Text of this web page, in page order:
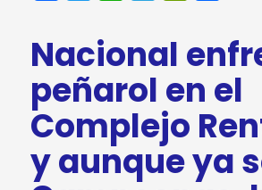
Nacional
peñarol en el
Complejo
y aunque ya